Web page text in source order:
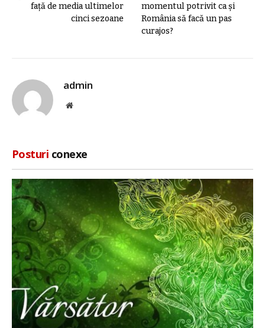
față de media ultimelor
cinci sezoane
momentul potrivit ca și
România să facă un pas
curajos?
admin
Site
Posturi conexe